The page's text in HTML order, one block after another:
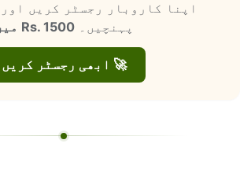
اپنا کاروبار رجسٹر کریں
پہنچیں۔Rs. 1500 میں
🚀 ابھی رجسٹر کریں